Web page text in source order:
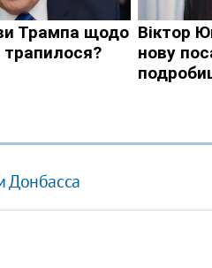
Донбасса